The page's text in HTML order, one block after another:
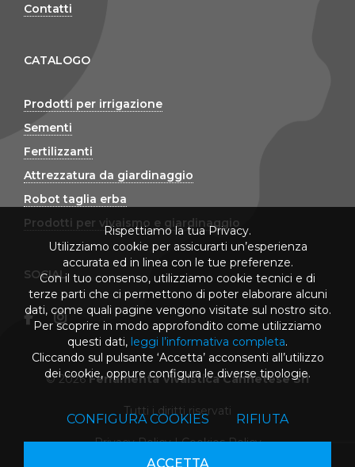
Contatti
CATALOGO
Prodotti per irrigazione
Sementi
Fertilizzanti
Attrezzatura da giardinaggio
Robot taglia erba
Prodotti per vivaismo e giardinaggio
SOCIAL
© 2026Ferramenta Vivaistica Cannetese Srl
Tutti i diritti riservati
Privacy Policy|Cookies Policy
Rispettiamo la tua Privacy.
Utilizziamo cookie per assicurarti un’esperienza
accurata ed in linea con le tue preferenze.
Con il tuo consenso, utilizziamo cookie tecnici e di
terze parti che ci permettono di poter elaborare alcuni
dati, come quali pagine vengono visitate sul nostro sito.
Per scoprire in modo approfondito come utilizziamo
questi dati, leggi l’informativa completa.
Cliccando sul pulsante ‘Accetta’ acconsenti all’utilizzo
dei cookie, oppure configura le diverse tipologie.
CONFIGURA COOKIES RIFIUTA
ACCETTA